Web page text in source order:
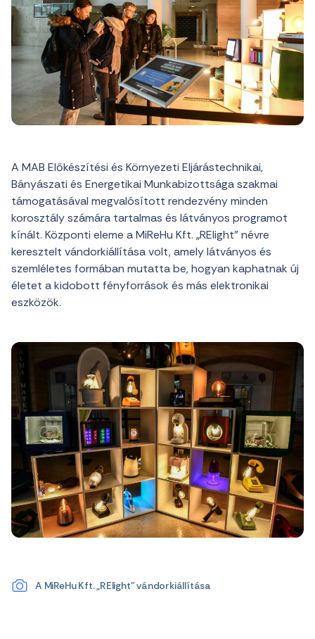
A MAB Előkészítési és Környezeti Eljárástechnikai,
Bányászati és Energetikai Munkabizottsága szakmai
támogatásával megvalósított rendezvény minden
korosztály számára tartalmas és látványos programot
kínált. Központi eleme a MiReHu Kft. „RElight” névre
keresztelt vándorkiállítása volt, amely látványos és
szemléletes formában mutatta be, hogyan kaphatnak új
életet a kidobott fényforrások és más elektronikai
eszközök.
A MiReHu Kft. „RElight” vándorkiállítása